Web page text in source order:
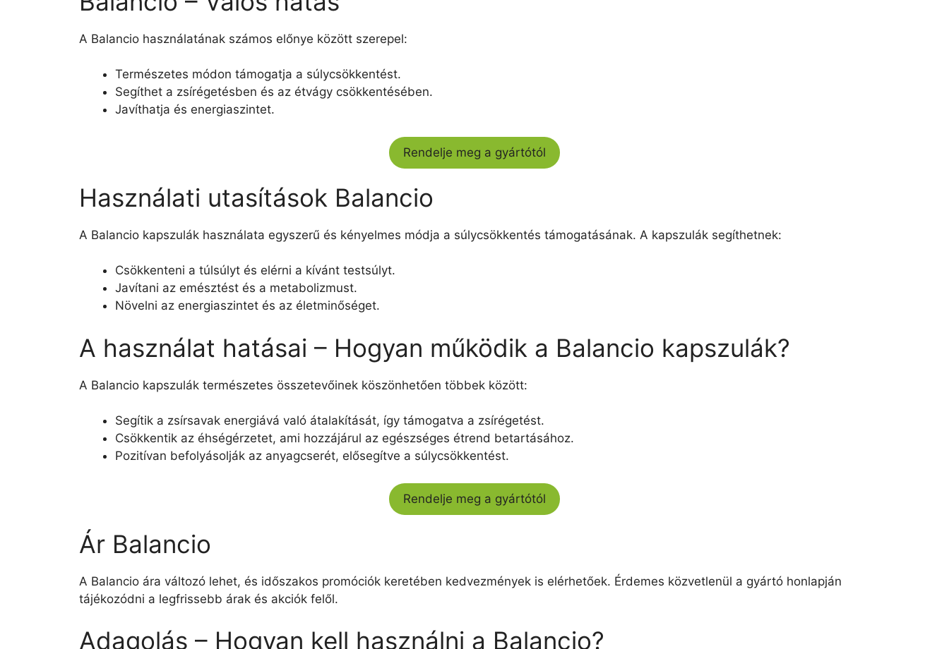
A Balancio használatának számos előnye között szerepel:
Természetes módon támogatja a súlycsökkentést.
Segíthet a zsírégetésben és az étvágy csökkentésében.
Javíthatja és energiaszintet.
Rendelje meg a gyártótól
Használati utasítások Balancio
A Balancio kapszulák használata egyszerű és kényelmes módja a súlycsökkentés támogatásának. A kapszulák segíthetnek:
Csökkenteni a túlsúlyt és elérni a kívánt testsúlyt.
Javítani az emésztést és a metabolizmust.
Növelni az energiaszintet és az életminőséget.
A használat hatásai – Hogyan működik a Balancio kapszulák?
A Balancio kapszulák természetes összetevőinek köszönhetően többek között:
Segítik a zsírsavak energiává való átalakítását, így támogatva a zsírégetést.
Csökkentik az éhségérzetet, ami hozzájárul az egészséges étrend betartásához.
Pozitívan befolyásolják az anyagcserét, elősegítve a súlycsökkentést.
Rendelje meg a gyártótól
Ár Balancio
A Balancio ára változó lehet, és időszakos promóciók keretében kedvezmények is elérhetőek. Érdemes közvetlenül a gyártó honlapján
tájékozódni a legfrissebb árak és akciók felől.
Adagolás – Hogyan kell használni a Balancio?